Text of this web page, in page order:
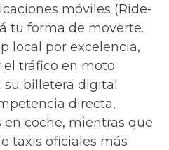
móviles (Ride-
tu forma de moverte.
local por excelencia,
el tráfico en moto
su billetera digital
directa,
coche, mientras que
taxis oficiales más